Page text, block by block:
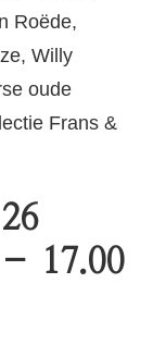
Roëde,
Willy
oude
Frans &
17.00